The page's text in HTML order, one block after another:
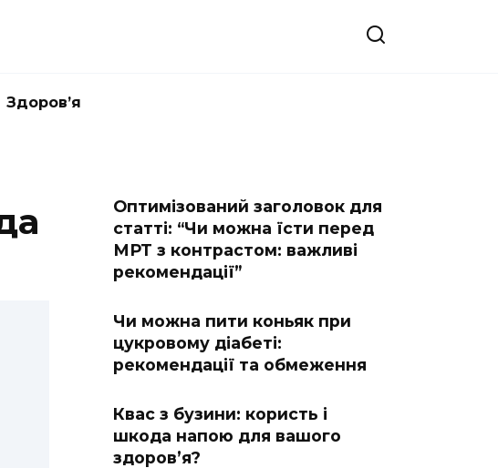
Здоров’я
Оптимізований заголовок для
статті: “Чи можна їсти перед
МРТ з контрастом: важливі
рекомендації”
Чи можна пити коньяк при
цукровому діабеті:
рекомендації та обмеження
Квас з бузини: користь і
шкода напою для вашого
здоров’я?